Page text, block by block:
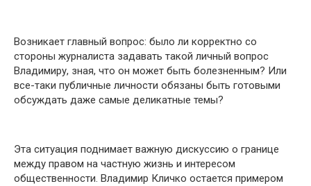
Возникает главный вопрос: было ли корректно со
стороны журналиста задавать такой личный вопрос
Владимиру, зная, что он может быть болезненным? Или
все-таки публичные личности обязаны быть готовыми
обсуждать даже самые деликатные темы?
Эта ситуация поднимает важную дискуссию о границе
между правом на частную жизнь и интересом
общественности. Владимир Кличко остается примером